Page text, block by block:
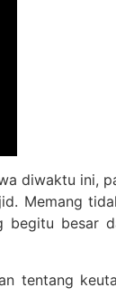
diwaktu ini,
Memang
besar
tentang